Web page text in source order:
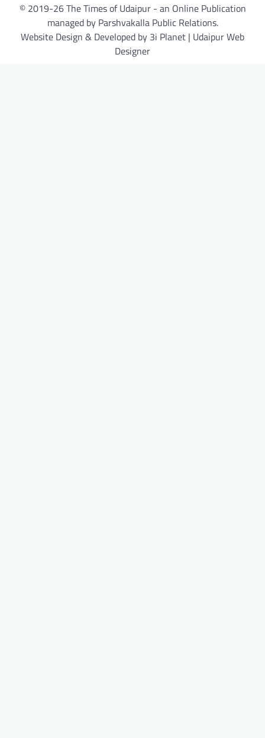
© 2019-26 The Times of Udaipur - an Online Publication
managed by Parshvakalla Public Relations.
Website Design & Developed by 3i Planet | Udaipur Web
Designer